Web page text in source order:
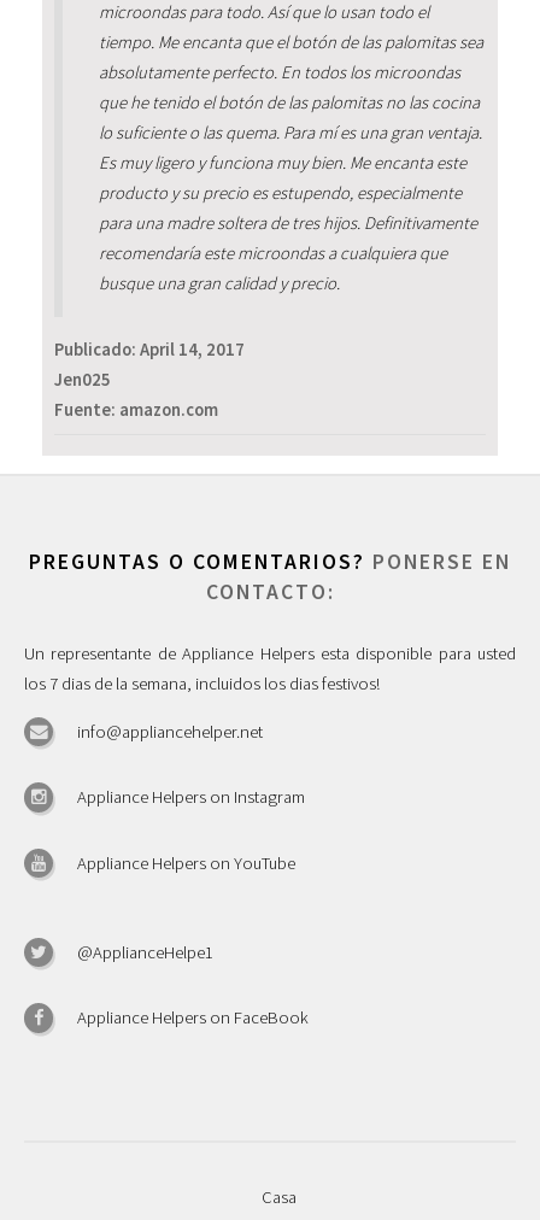
microondas para todo. Así que lo usan todo el
tiempo. Me encanta que el botón de las palomitas sea
absolutamente perfecto. En todos los microondas
que he tenido el botón de las palomitas no las cocina
lo suficiente o las quema. Para mí es una gran ventaja.
Es muy ligero y funciona muy bien. Me encanta este
producto y su precio es estupendo, especialmente
para una madre soltera de tres hijos. Definitivamente
recomendaría este microondas a cualquiera que
busque una gran calidad y precio.
Publicado: April 14, 2017
Jen025
Fuente: amazon.com
PREGUNTAS O COMENTARIOS? PONERSE EN
CONTACTO:
Un representante de Appliance Helpers esta disponible para usted
los 7 dias de la semana, incluidos los dias festivos!
info@appliancehelper.net
Appliance Helpers on Instagram
Appliance Helpers on YouTube
@ApplianceHelpe1
Appliance Helpers on FaceBook
Casa